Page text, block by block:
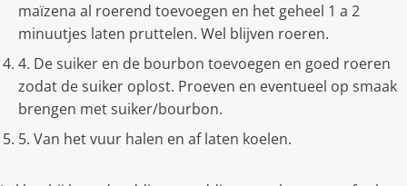
maïzena al roerend toevoegen en het geheel 1 a 2
minuutjes laten pruttelen. Wel blijven roeren.
4. De suiker en de bourbon toevoegen en goed roeren
zodat de suiker oplost. Proeven en eventueel op smaak
brengen met suiker/bourbon.
5. Van het vuur halen en af laten koelen.